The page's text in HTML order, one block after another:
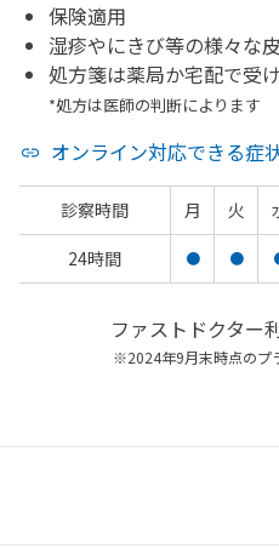
保険適用
湿疹やにきび等の様々な
処方箋は薬局か宅配で受
*処方は医師の判断によります
オンライン対応できる症
診察時間 月 火
24時間
● ●
ファストドクター
※2024年9月末時点のプ